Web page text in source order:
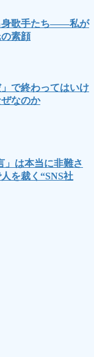
身歌手たち――私が
素顔
で終わってはいけ
なのか
」は本当に非難さ
を裁く“SNS社